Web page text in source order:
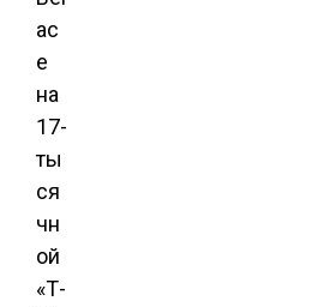
ас
е
на
17-
ты
ся
чн
ой
«Т-